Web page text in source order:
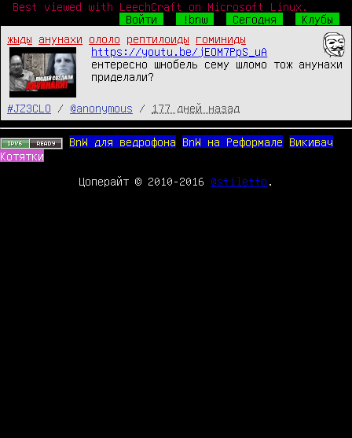
Best viewed with LeechCraft on Microsoft Linux.
Войти
!bnw Сегодня
Клубы
жыды
анунахи ололо рептилоиды
гоминиды
https://youtu.be/jEOM7PpS_uA
ентересно шнобель сему шломо тож анунахи
приделали?
#JZ3CLO / @anonymous / 177 дней назад
BnW для ведрофона BnW на Реформале
Викивач
Котятки
Цоперайт © 2010-2016 @stiletto